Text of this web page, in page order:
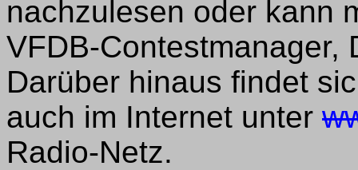
nachzulesen oder kann
VFDB-Contestmanager,
Darüber hinaus findet
auch im Internet unter
Radio-Netz.